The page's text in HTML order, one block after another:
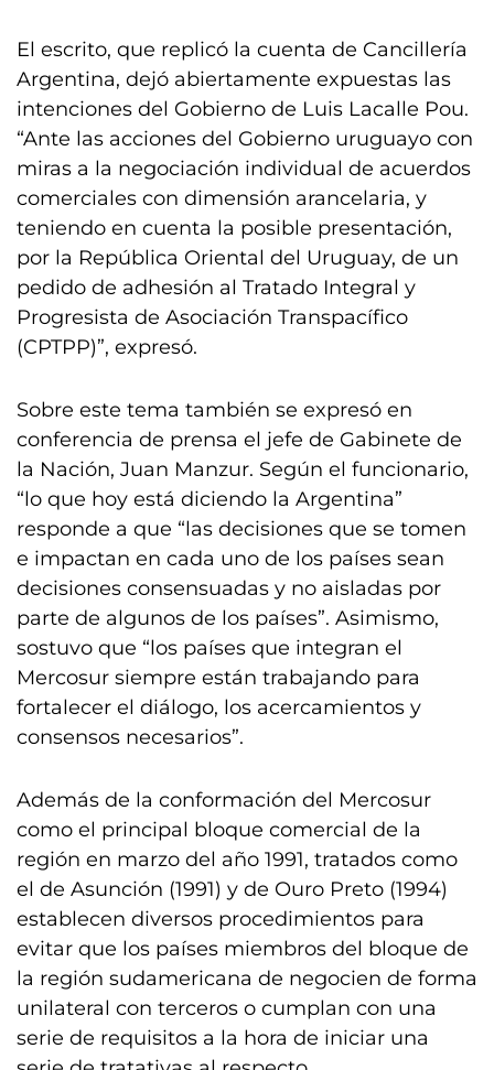
El escrito, que replicó la cuenta de Cancillería
Argentina, dejó abiertamente expuestas las
intenciones del Gobierno de Luis Lacalle Pou.
“Ante las acciones del Gobierno uruguayo con
miras a la negociación individual de acuerdos
comerciales con dimensión arancelaria, y
teniendo en cuenta la posible presentación,
por la República Oriental del Uruguay, de un
pedido de adhesión al Tratado Integral y
Progresista de Asociación Transpacífico
(CPTPP)”, expresó.
Sobre este tema también se expresó en
conferencia de prensa el jefe de Gabinete de
la Nación, Juan Manzur. Según el funcionario,
“lo que hoy está diciendo la Argentina”
responde a que “las decisiones que se tomen
e impactan en cada uno de los países sean
decisiones consensuadas y no aisladas por
parte de algunos de los países”. Asimismo,
sostuvo que “los países que integran el
Mercosur siempre están trabajando para
fortalecer el diálogo, los acercamientos y
consensos necesarios”.
Además de la conformación del Mercosur
como el principal bloque comercial de la
región en marzo del año 1991, tratados como
el de Asunción (1991) y de Ouro Preto (1994)
establecen diversos procedimientos para
evitar que los países miembros del bloque de
la región sudamericana de negocien de forma
unilateral con terceros o cumplan con una
serie de requisitos a la hora de iniciar una